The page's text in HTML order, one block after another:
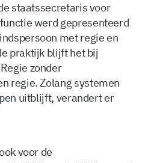
staatssecretaris voor
werd gepresenteerd
met regie en
praktijk blijft het bij
zonder
regie. Zolang systemen
uitblijft, verandert er
voor de